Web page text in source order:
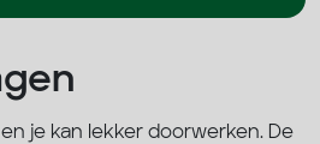
je kan lekker doorwerken. De